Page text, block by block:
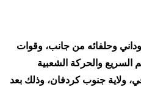
وحلفائه من جانب، وقوات
والحركة الشعبية
ولاية جنوب كردفان، وذلك بعد